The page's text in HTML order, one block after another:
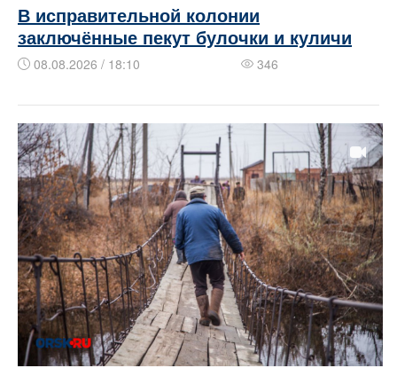
В исправительной колонии
заключённые пекут булочки и куличи
08.08.2026 / 18:10 346